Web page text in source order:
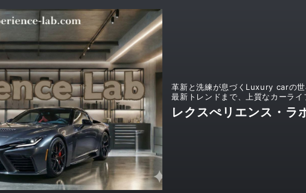
革新と洗練が息づくLuxury carの
最新トレンドまで、上質なカーライ
レクスぺリエンス・ラ